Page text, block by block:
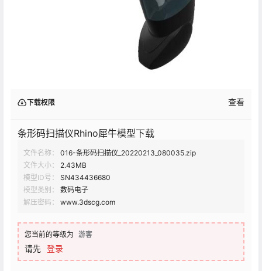
下载权限 查看
条形码扫描仪Rhino犀牛模型下载
文件名称：
016-条形码扫描仪_20220213_080035.zip
文件大小：
2.43MB
模型ID号：
SN434436680
模型类别：
数码电子
解压密码：
www.3dscg.com
您当前的等级为 游客
请先 登录